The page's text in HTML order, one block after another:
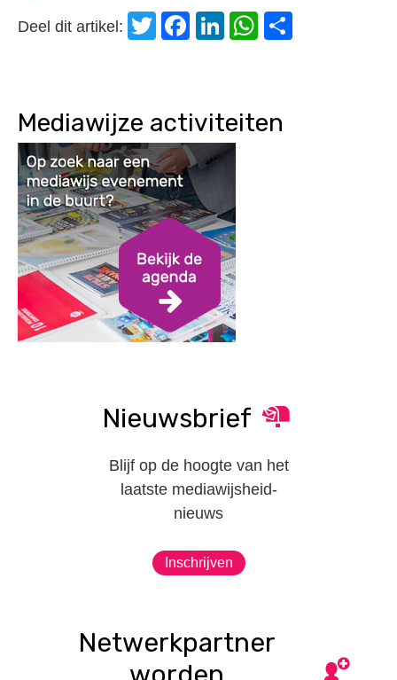
Deel dit artikel: Twitter
Facebook
LinkedIn
WhatsApp
Mediawijze activiteiten
Nieuwsbrief
Blijf op de hoogte van het
laatste mediawijsheid-
nieuws
Inschrijven
Netwerkpartner